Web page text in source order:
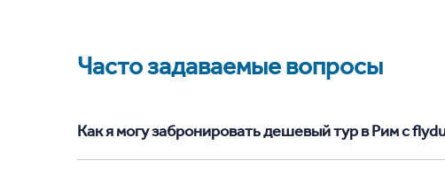
Часто задаваемые вопросы
Как я могу забронировать дешевый тур в Рим с